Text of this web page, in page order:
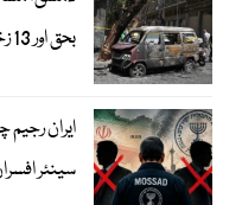
بحق اور 13 زخمی
سینئر